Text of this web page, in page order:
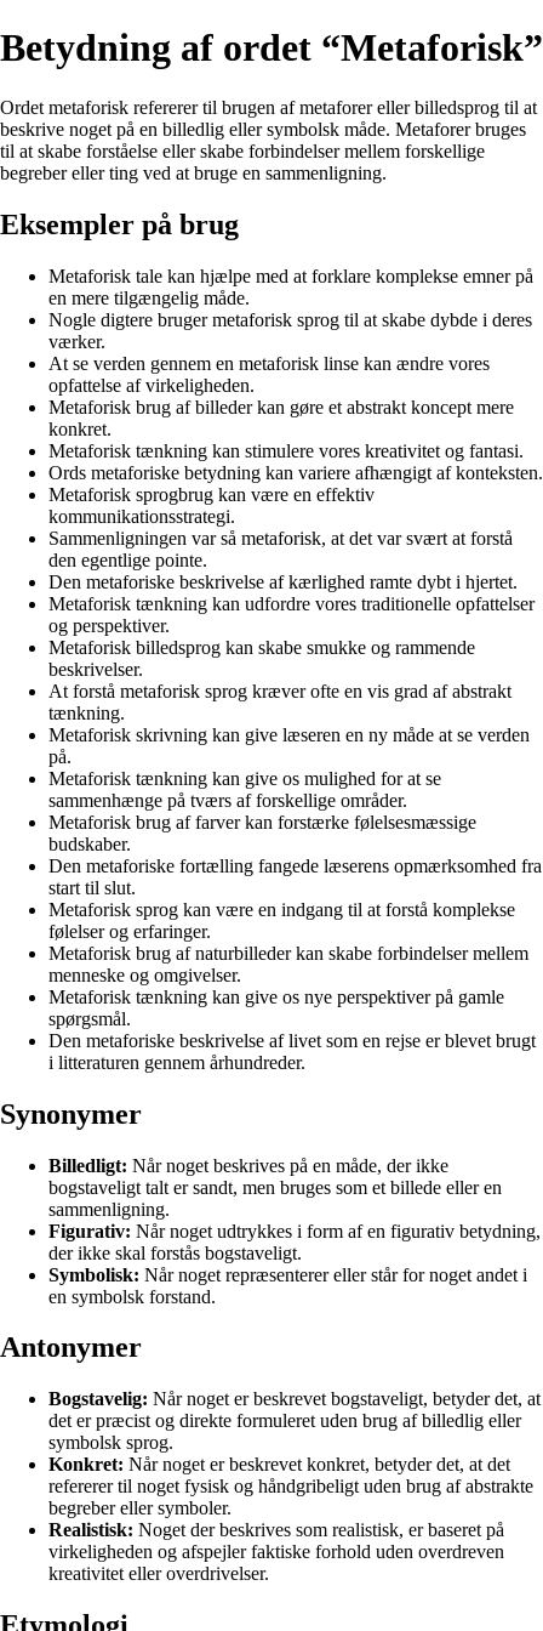
Betydning af ordet “Metaforisk”
Ordet metaforisk refererer til brugen af metaforer eller billedsprog til at
beskrive noget på en billedlig eller symbolsk måde. Metaforer bruges
til at skabe forståelse eller skabe forbindelser mellem forskellige
begreber eller ting ved at bruge en sammenligning.
Eksempler på brug
Metaforisk tale kan hjælpe med at forklare komplekse emner på
en mere tilgængelig måde.
Nogle digtere bruger metaforisk sprog til at skabe dybde i deres
værker.
At se verden gennem en metaforisk linse kan ændre vores
opfattelse af virkeligheden.
Metaforisk brug af billeder kan gøre et abstrakt koncept mere
konkret.
Metaforisk tænkning kan stimulere vores kreativitet og fantasi.
Ords metaforiske betydning kan variere afhængigt af konteksten.
Metaforisk sprogbrug kan være en effektiv
kommunikationsstrategi.
Sammenligningen var så metaforisk, at det var svært at forstå
den egentlige pointe.
Den metaforiske beskrivelse af kærlighed ramte dybt i hjertet.
Metaforisk tænkning kan udfordre vores traditionelle opfattelser
og perspektiver.
Metaforisk billedsprog kan skabe smukke og rammende
beskrivelser.
At forstå metaforisk sprog kræver ofte en vis grad af abstrakt
tænkning.
Metaforisk skrivning kan give læseren en ny måde at se verden
på.
Metaforisk tænkning kan give os mulighed for at se
sammenhænge på tværs af forskellige områder.
Metaforisk brug af farver kan forstærke følelsesmæssige
budskaber.
Den metaforiske fortælling fangede læserens opmærksomhed fra
start til slut.
Metaforisk sprog kan være en indgang til at forstå komplekse
følelser og erfaringer.
Metaforisk brug af naturbilleder kan skabe forbindelser mellem
menneske og omgivelser.
Metaforisk tænkning kan give os nye perspektiver på gamle
spørgsmål.
Den metaforiske beskrivelse af livet som en rejse er blevet brugt
i litteraturen gennem århundreder.
Synonymer
Billedligt: Når noget beskrives på en måde, der ikke
bogstaveligt talt er sandt, men bruges som et billede eller en
sammenligning.
Figurativ: Når noget udtrykkes i form af en figurativ betydning,
der ikke skal forstås bogstaveligt.
Symbolisk: Når noget repræsenterer eller står for noget andet i
en symbolsk forstand.
Antonymer
Bogstavelig: Når noget er beskrevet bogstaveligt, betyder det, at
det er præcist og direkte formuleret uden brug af billedlig eller
symbolsk sprog.
Konkret: Når noget er beskrevet konkret, betyder det, at det
refererer til noget fysisk og håndgribeligt uden brug af abstrakte
begreber eller symboler.
Realistisk: Noget der beskrives som realistisk, er baseret på
virkeligheden og afspejler faktiske forhold uden overdreven
kreativitet eller overdrivelser.